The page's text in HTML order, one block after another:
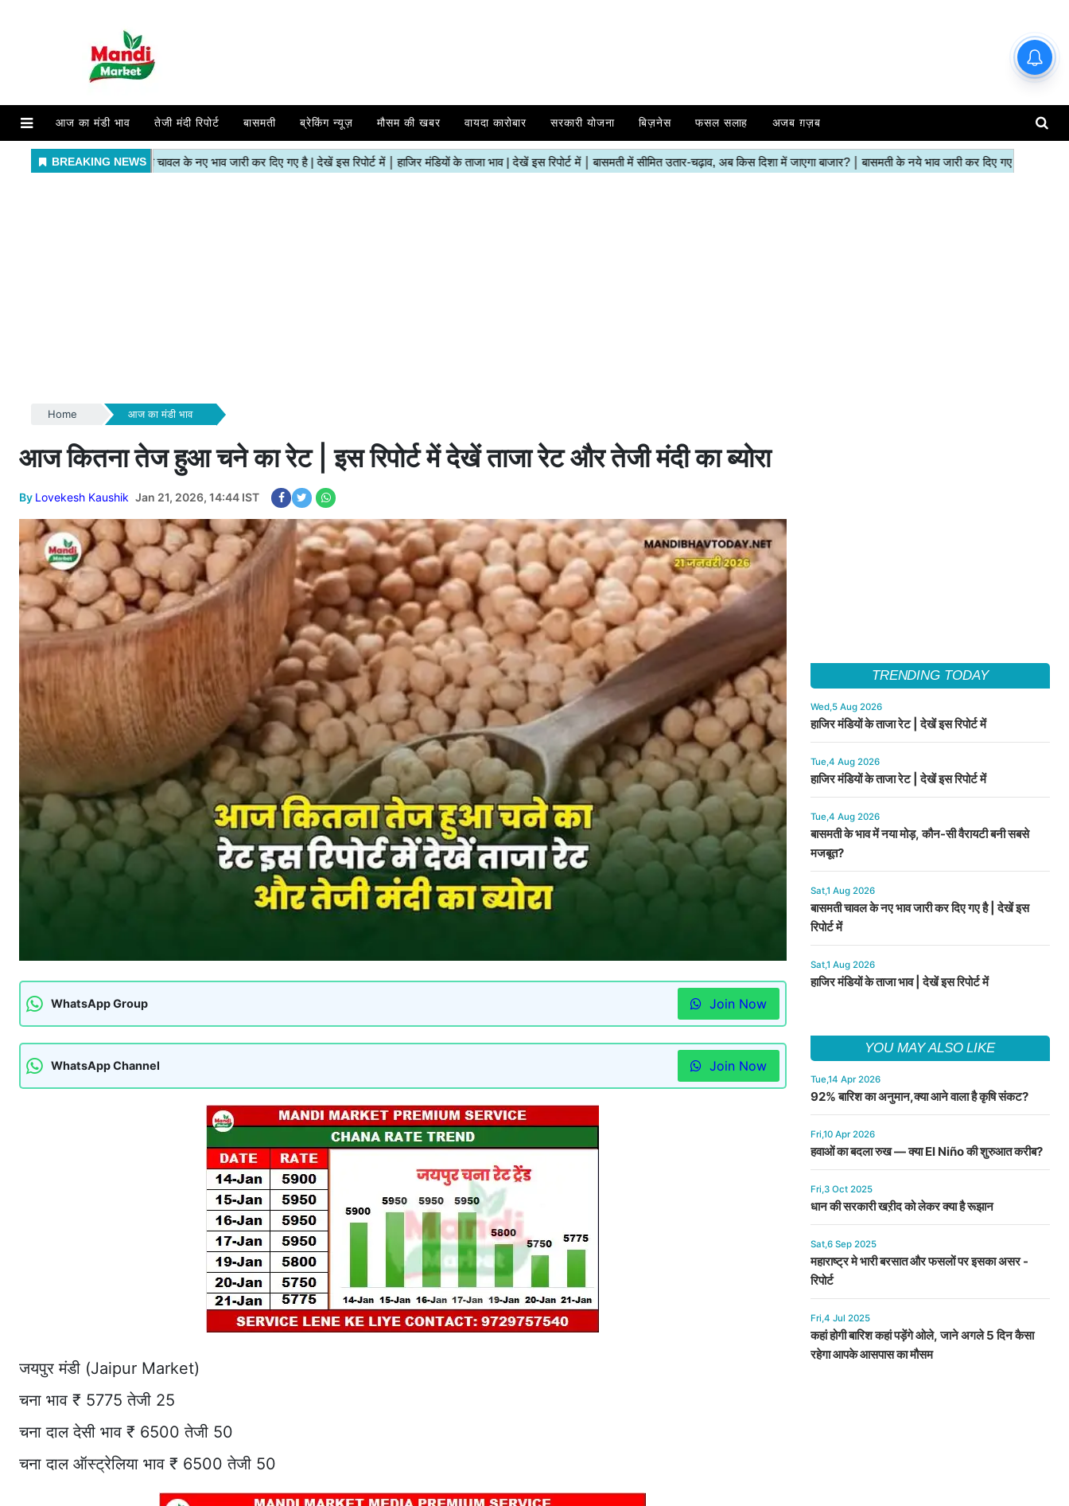
आज का मंडी भाव तेजी मंदी रिपोर्ट बासमती ब्रेकिंग न्यूज़ मौसम की खबर वायदा कारोबार सरकारी योजना बिज़नेस फसल सलाह अजब ग़ज़ब
Home आज का मंडी भाव
आज कितना तेज हुआ चने का रेट | इस रिपोर्ट में देखें ताजा रेट और तेजी मंदी का ब्योरा
By Lovekesh Kaushik Jan 21, 2026, 14:44 IST
WhatsApp Group Join Now
WhatsApp Channel Join Now
जयपुर मंडी (Jaipur Market)
चना भाव ₹ 5775 तेजी 25
चना दाल देसी भाव ₹ 6500 तेजी 50
चना दाल ऑस्ट्रेलिया भाव ₹ 6500 तेजी 50
TRENDING TODAY
Wed,5 Aug 2026
हाजिर मंडियों के ताजा रेट | देखें इस रिपोर्ट में
Tue,4 Aug 2026
हाजिर मंडियों के ताजा रेट | देखें इस रिपोर्ट में
Tue,4 Aug 2026
बासमती के भाव में नया मोड़, कौन-सी वैरायटी बनी सबसे
मजबूत?
Sat,1 Aug 2026
बासमती चावल के नए भाव जारी कर दिए गए है | देखें इस
रिपोर्ट में
Sat,1 Aug 2026
हाजिर मंडियों के ताजा भाव | देखें इस रिपोर्ट में
YOU MAY ALSO LIKE
Tue,14 Apr 2026
92% बारिश का अनुमान,क्या आने वाला है कृषि संकट?
Fri,10 Apr 2026
हवाओं का बदला रुख — क्या El Niño की शुरुआत करीब?
Fri,3 Oct 2025
धान की सरकारी खऱीद को लेकर क्या है रूझान
Sat,6 Sep 2025
महाराष्ट्र मे भारी बरसात और फसलों पर इसका असर -
रिपोर्ट
Fri,4 Jul 2025
कहां होगी बारिश कहां पड़ेंगे ओले, जाने अगले 5 दिन कैसा
रहेगा आपके आसपास का मौसम